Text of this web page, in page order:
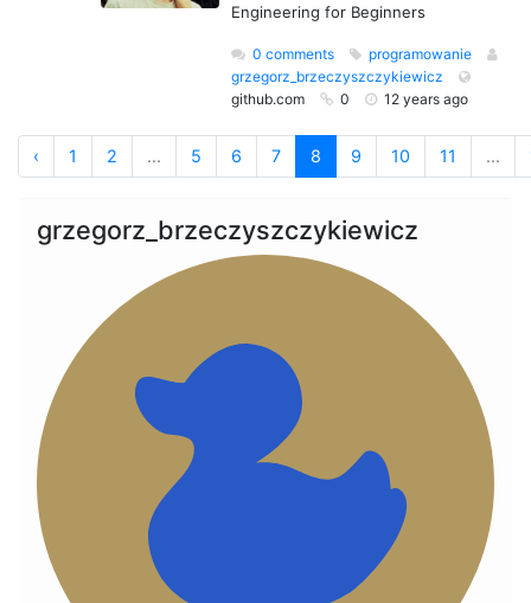
Engineering for Beginners
0 comments
programowanie
grzegorz_brzeczyszczykiewicz
github.com
0 12 years ago
‹ 1 2 ... 5 6 7 8 9 10 11 ...
grzegorz_brzeczyszczykiewicz